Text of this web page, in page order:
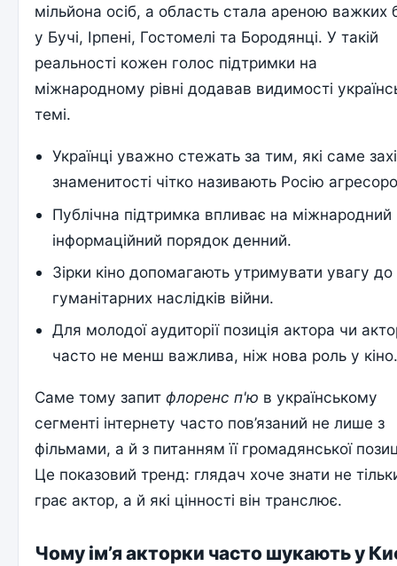
мільйона осіб, а область стала ареною важких
у Бучі, Ірпені, Гостомелі та Бородянці. У такій
реальності кожен голос підтримки на
міжнародному рівні додавав видимості
темі.
Українці уважно стежать за тим, які саме
знаменитості чітко називають Росію
Публічна підтримка впливає на міжнародний
інформаційний порядок денний.
Зірки кіно допомагають утримувати увагу до
гуманітарних наслідків війни.
Для молодої аудиторії позиція актора чи
часто не менш важлива, ніж нова роль у
Саме тому запитфлоренс п'ю в українському
сегменті інтернету часто пов’язаний не лише з
фільмами, а й з питанням її громадянської
Це показовий тренд: глядач хоче знати не
грає актор, а й які цінності він транслює.
Чому ім’я акторки часто шукають у